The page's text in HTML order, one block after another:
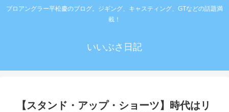
プロアングラー平松慶のブログ。ジギング、キャスティング、GTなどの話題満
載！
いいぶさ日記
【スタンド・アップ・ショーツ】時代はリ